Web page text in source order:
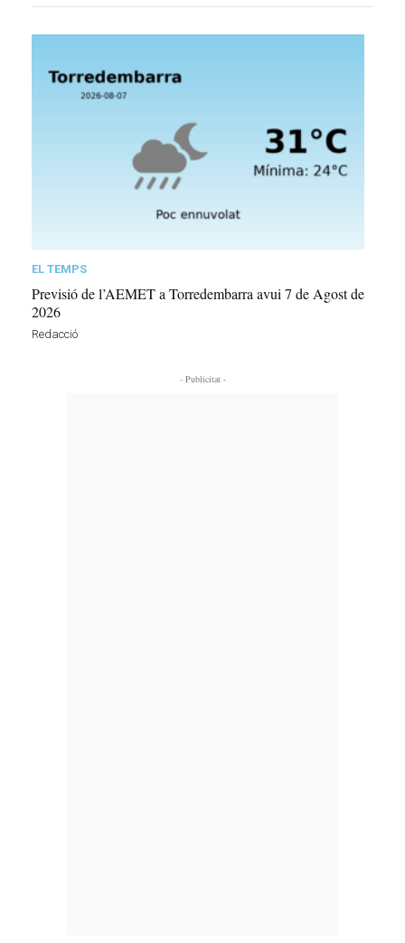
EL TEMPS
Previsió de l’AEMET a Torredembarra avui 7 de Agost de
2026
Redacció
- Publicitat -